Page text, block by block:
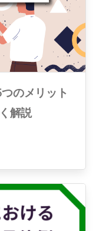
のメリット
解説